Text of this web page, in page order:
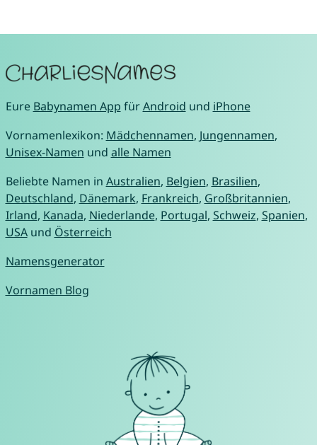
Eure Babynamen App fürAndroid und iPhone
Vornamenlexikon: Mädchennamen, Jungennamen,
Unisex-Namen und alle Namen
Beliebte Namen in Australien, Belgien, Brasilien,
Deutschland, Dänemark, Frankreich, Großbritannien,
Irland, Kanada, Niederlande, Portugal, Schweiz, Spanien,
USAund Österreich
Namensgenerator
Vornamen Blog